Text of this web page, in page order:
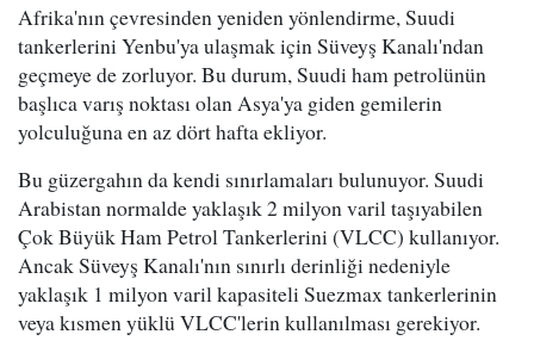
Afrika'nın çevresinden yeniden yönlendirme, Suudi
tankerlerini Yenbu'ya ulaşmak için Süveyş Kanalı'ndan
geçmeye de zorluyor. Bu durum, Suudi ham petrolünün
başlıca varış noktası olan Asya'ya giden gemilerin
yolculuğuna en az dört hafta ekliyor.
Bu güzergahın da kendi sınırlamaları bulunuyor. Suudi
Arabistan normalde yaklaşık 2 milyon varil taşıyabilen
Çok Büyük Ham Petrol Tankerlerini (VLCC) kullanıyor.
Ancak Süveyş Kanalı'nın sınırlı derinliği nedeniyle
yaklaşık 1 milyon varil kapasiteli Suezmax tankerlerinin
veya kısmen yüklü VLCC'lerin kullanılması gerekiyor.